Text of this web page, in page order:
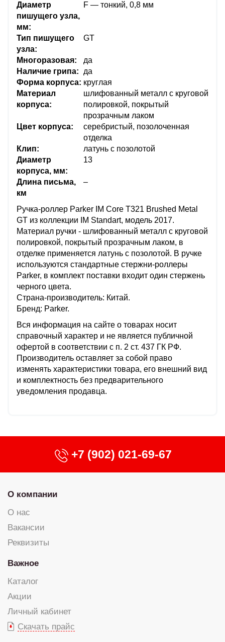
Диаметр
пишущего узла,
мм:
F — тонкий, 0,8 мм
Тип пишущего
узла:
GT
Многоразовая:
да
Наличие грипа:
да
Форма корпуса: круглая
Материал
корпуса:
шлифованный металл с круговой
полировкой, покрытый
прозрачным лаком
Цвет корпуса:
серебристый, позолоченная
отделка
Клип:
латунь с позолотой
Диаметр
корпуса, мм:
13
Длина письма,
км
–
Ручка-роллер Parker IM Core T321 Brushed Metal
GT из коллекции IM Standart, модель 2017.
Материал ручки - шлифованный металл с круговой
полировкой, покрытый прозрачным лаком, в
отделке применяется латунь с позолотой. В ручке
используются стандартные стержни-роллеры
Parker, в комплект поставки входит один стержень
черного цвета.
Страна-производитель: Китай.
Бренд: Parker.
Вся информация на сайте о товарах носит
справочный характер и не является публичной
офертой в соответствии с п. 2 ст. 437 ГК РФ.
Производитель оставляет за собой право
изменять характеристики товара, его внешний вид
и комплектность без предварительного
уведомления продавца.
+7 (902) 021-69-67
О компании
О нас
Вакансии
Реквизиты
Важное
Каталог
Акции
Личный кабинет
Скачать прайс